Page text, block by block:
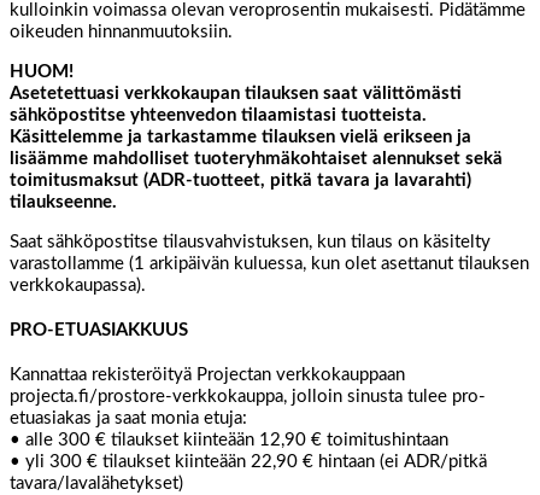
kulloinkin voimassa olevan veroprosentin mukaisesti. Pidätämme
oikeuden hinnanmuutoksiin.
HUOM!
Asetetettuasi verkkokaupan tilauksen saat välittömästi
sähköpostitse yhteenvedon tilaamistasi tuotteista.
Käsittelemme ja tarkastamme tilauksen vielä erikseen ja
lisäämme mahdolliset tuoteryhmäkohtaiset alennukset sekä
toimitusmaksut (ADR-tuotteet, pitkä tavara ja lavarahti)
tilaukseenne.
Saat sähköpostitse tilausvahvistuksen, kun tilaus on käsitelty
varastollamme (1 arkipäivän kuluessa, kun olet asettanut tilauksen
verkkokaupassa).
PRO-ETUASIAKKUUS
Kannattaa rekisteröityä Projectan verkkokauppaan
projecta.fi/prostore-verkkokauppa, jolloin sinusta tulee pro-
etuasiakas ja saat monia etuja:
• alle 300 € tilaukset kiinteään 12,90 € toimitushintaan
• yli 300 € tilaukset kiinteään 22,90 € hintaan (ei ADR/pitkä
tavara/lavalähetykset)